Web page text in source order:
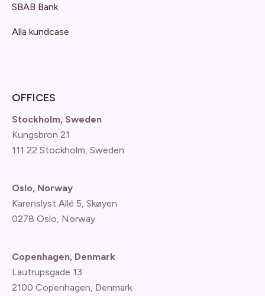
SBAB Bank
Alla kundcase
OFFICES
Stockholm, Sweden
Kungsbron 21
111 22 Stockholm, Sweden
Oslo, Norway
Karenslyst Allé 5, Skøyen
0278 Oslo, Norway
Copenhagen, Denmark
Lautrupsgade 13
2100 Copenhagen, Denmark